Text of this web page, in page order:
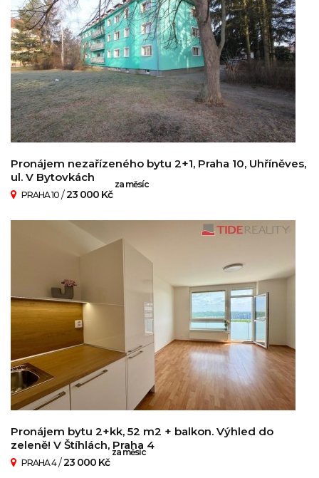
Pronájem nezařízeného bytu 2+1, Praha 10, Uhříněves,
ul. V Bytovkách
PRAHA 10 /23 000 Kč
za měsíc
Pronájem bytu 2+kk, 52 m2 + balkon. Výhled do
zeleně! V Štíhlách, Praha 4
PRAHA 4/23 000 Kč
za měsíc